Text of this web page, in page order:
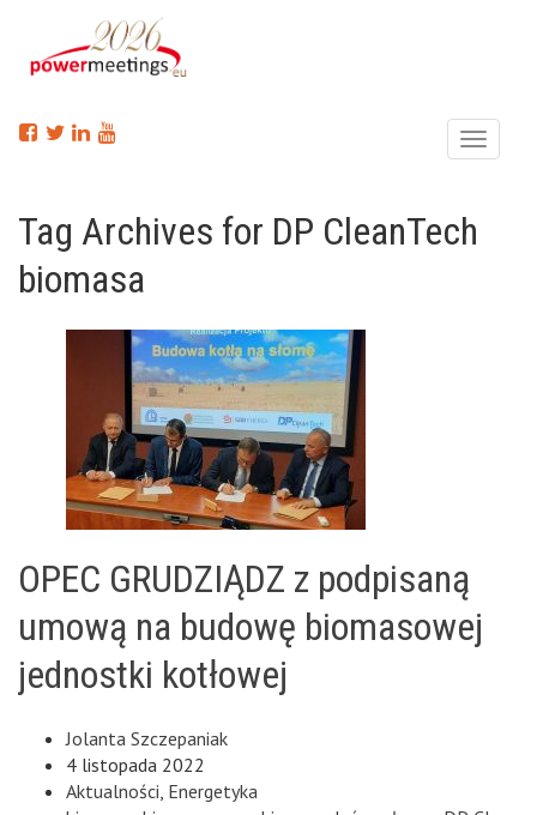
Menu
Tag Archives for DP CleanTech
biomasa
OPEC GRUDZIĄDZ z podpisaną
umową na budowę biomasowej
jednostki kotłowej
Jolanta Szczepaniak
4 listopada 2022
Aktualności Energetyka